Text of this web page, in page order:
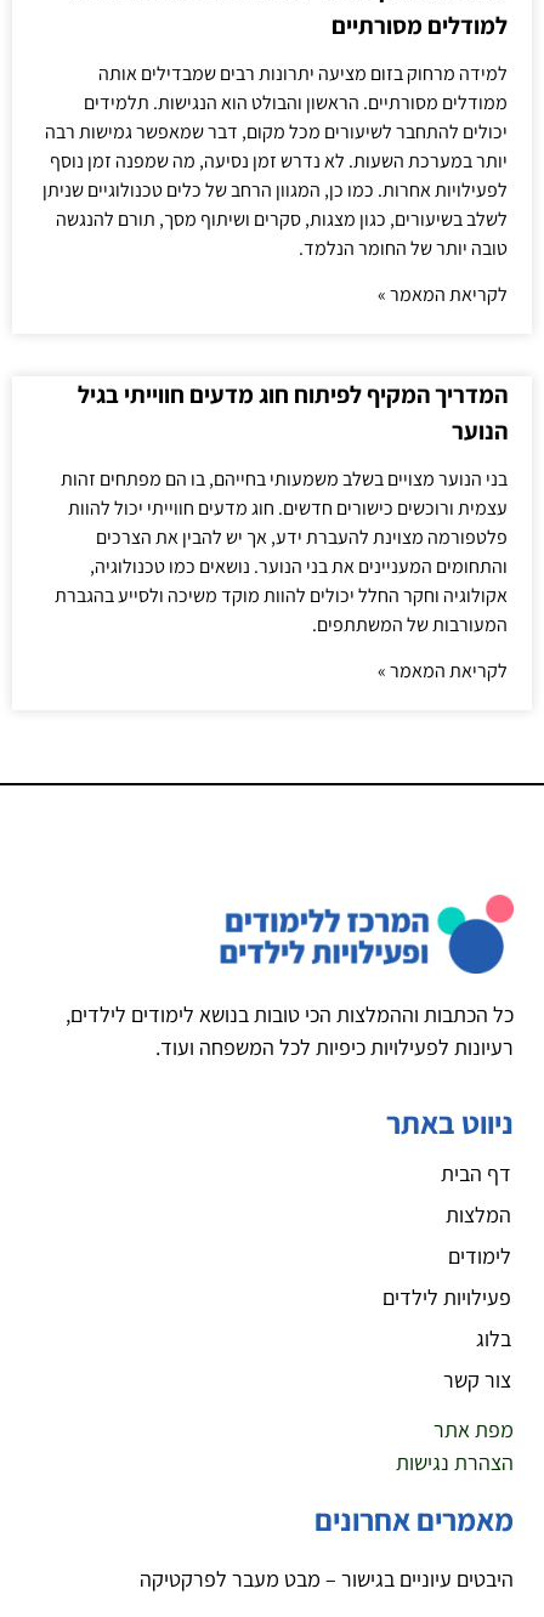
למודלים מסורתיים
למידה מרחוק בזום מציעה יתרונות רבים שמבדילים אותה
ממודלים מסורתיים. הראשון והבולט הוא הנגישות. תלמידים
יכולים להתחבר לשיעורים מכל מקום, דבר שמאפשר גמישות רבה
יותר במערכת השעות. לא נדרש זמן נסיעה, מה שמפנה זמן נוסף
לפעילויות אחרות. כמו כן, המגוון הרחב של כלים טכנולוגיים שניתן
לשלב בשיעורים, כגון מצגות, סקרים ושיתוף מסך, תורם להנגשה
טובה יותר של החומר הנלמד.
לקריאת המאמר »
המדריך המקיף לפיתוח חוג מדעים חווייתי בגיל
הנוער
בני הנוער מצויים בשלב משמעותי בחייהם, בו הם מפתחים זהות
עצמית ורוכשים כישורים חדשים. חוג מדעים חווייתי יכול להוות
פלטפורמה מצוינת להעברת ידע, אך יש להבין את הצרכים
והתחומים המעניינים את בני הנוער. נושאים כמו טכנולוגיה,
אקולוגיה וחקר החלל יכולים להוות מוקד משיכה ולסייע בהגברת
המעורבות של המשתתפים.
לקריאת המאמר »
כל הכתבות וההמלצות הכי טובות בנושא לימודים לילדים,
רעיונות לפעילויות כיפיות לכל המשפחה ועוד.
ניווט באתר
דף הבית
המלצות
לימודים
פעילויות לילדים
בלוג
צור קשר
מפת אתר
הצהרת נגישות
מאמרים אחרונים
היבטים עיוניים בגישור – מבט מעבר לפרקטיקה